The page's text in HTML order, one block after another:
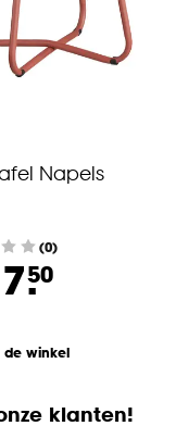
Napels
(0)
50
de winkel
klanten!